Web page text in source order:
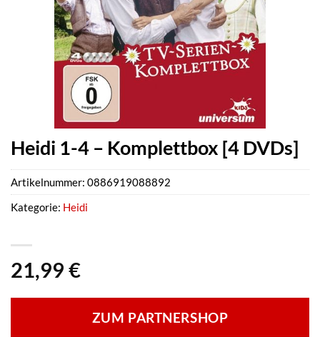
Heidi 1-4 – Komplettbox [4 DVDs]
21,99 €
ZUM PARTNERSHOP
Artikelnummer: 0886919088892
Kategorie: Heidi